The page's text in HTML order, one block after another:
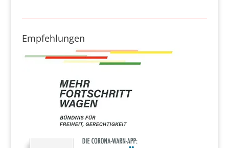
Empfehlungen